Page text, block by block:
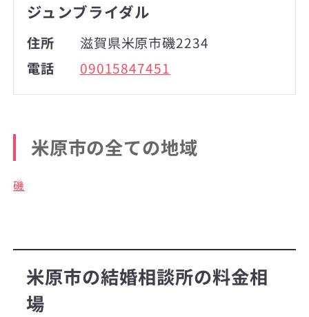
ジュンブライダル
住所
滋賀県米原市磯2234
電話
09015847451
米原市の全ての地域
磯
米原市の結婚相談所の料金相
場